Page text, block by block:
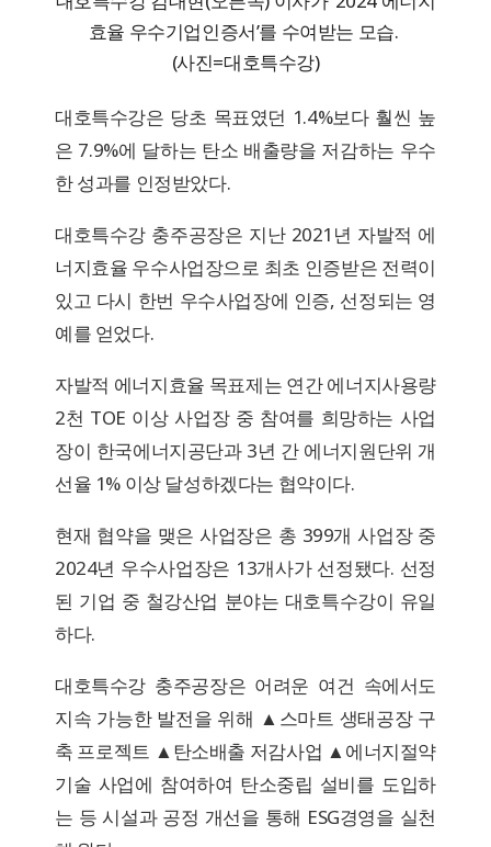
효율 우수기업인증서’를 수여받는 모습.
(사진=대호특수강)
대호특수강은 당초 목표였던 1.4%보다 훨씬 높
은 7.9%에 달하는 탄소 배출량을 저감하는 우수
한 성과를 인정받았다.
대호특수강 충주공장은 지난 2021년 자발적 에
너지효율 우수사업장으로 최초 인증받은 전력이
있고 다시 한번 우수사업장에 인증, 선정되는 영
예를 얻었다.
자발적 에너지효율 목표제는 연간 에너지사용량
2천 TOE 이상 사업장 중 참여를 희망하는 사업
장이 한국에너지공단과 3년 간 에너지원단위 개
선율 1% 이상 달성하겠다는 협약이다.
현재 협약을 맺은 사업장은 총 399개 사업장 중
2024년 우수사업장은 13개사가 선정됐다. 선정
된 기업 중 철강산업 분야는 대호특수강이 유일
하다.
대호특수강 충주공장은 어려운 여건 속에서도
지속 가능한 발전을 위해 ▲스마트 생태공장 구
축 프로젝트 ▲탄소배출 저감사업 ▲에너지절약
기술 사업에 참여하여 탄소중립 설비를 도입하
는 등 시설과 공정 개선을 통해 ESG경영을 실천